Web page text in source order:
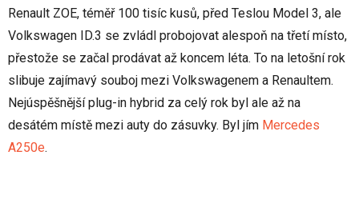
Renault ZOE, téměř 100 tisíc kusů, před Teslou Model 3, ale
Volkswagen ID.3 se zvládl probojovat alespoň na třetí místo,
přestože se začal prodávat až koncem léta. To na letošní rok
slibuje zajímavý souboj mezi Volkswagenem a Renaultem.
Nejúspěšnější plug-in hybrid za celý rok byl ale až na
desátém místě mezi auty do zásuvky. Byl jím Mercedes
A250e.